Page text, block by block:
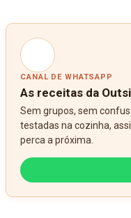
CANAL DE WHATSAPP
As receitas da
Sem grupos, sem
testadas na cozinha,
perca a próxima.